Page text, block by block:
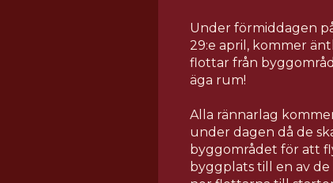
Under förmiddagen
29:e april, kommer
flottar från
äga rum!
Alla rännarlag
under dagen då de
byggområdet för att
byggplats till en av